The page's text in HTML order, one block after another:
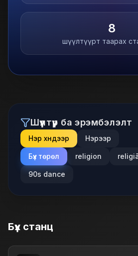
8
шүүлтүүрт таарах
Шүүлтүүр ба эрэмбэлэлт
Нэр хүндээр Нэрээр
Бүх төрөл religion
90s dance
Бүх станц